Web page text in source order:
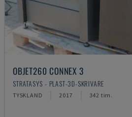
OBJET260 CONNEX 3
STRATASYS - PLAST-3D-SKRIVARE
TYSKLAND 2017 342 tim.